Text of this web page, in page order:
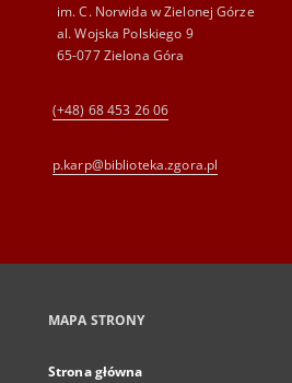
im. C. Norwida w Zielonej Górze
al. Wojska Polskiego 9
65-077 Zielona Góra
(+48) 68 453 26 06
p.karp@biblioteka.zgora.pl
MAPA STRONY
Strona główna